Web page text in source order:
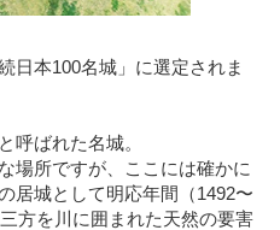
日本100名城」に選定されま
呼ばれた名城。
場所ですが、ここには確かに
居城として明応年間（1492〜
方を川に囲まれた天然の要害